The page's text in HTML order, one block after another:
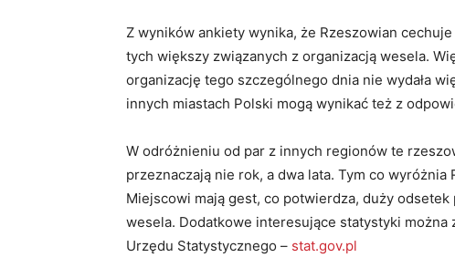
Z wyników ankiety wynika, że Rzeszowian
tych większy związanych z organizacją wesela.
organizację tego szczególnego dnia nie wydała
innych miastach Polski mogą wynikać też z
W odróżnieniu od par z innych regionów te
przeznaczają nie rok, a dwa lata. Tym co
Miejscowi mają gest, co potwierdza, duży
wesela. Dodatkowe interesujące statystyki można
Urzędu Statystycznego – stat.gov.pl